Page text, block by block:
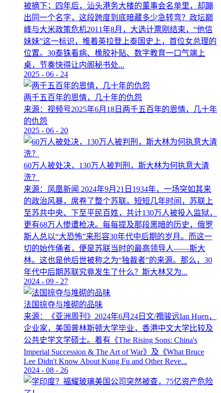
被摘下；四年后，汕头港务大楼的董事会名单里，却蹦
出同一个名字，这段跨度到底暗藏多少急转弯？政坛巅
峰与大米政策危机2011年8月，大选计票刚结束，“他信
妹妹”这一标识，推着英拉登上泰国史上，首位女总理的
位置。30泰铢看病、橡胶补贴、数字教育一口气端上
桌，节奏快得让内阁秘书处...
2025 - 06 - 24
两千五百年的恩情，几十年的仇怨
来源：视频号2025年6月18日两千五百年的恩情，几十年
的仇怨
2025 - 06 - 20
60万人被处决，130万人被判刑，斯大林为何执意大清
洗？
来源：凤凰新闻 2024年9月21日1934年，一场突如其来
的政治风暴，席卷了整个苏联。短短几年时间，苏联上
至苏共中央、下至平民百姓，共计130万人被投入监狱，
更有68万人惨遭枪决。每每提及那段黑暗的历史，俄罗
斯人总以“大恐怖”来形容30年代中后期的岁月。而这一
切的始作俑者，便是苏联当时的最高领导人——斯大
林。这也是他后世被称之为“独裁者”的来源。那么，30
年代中后期苏联究竟发生了什么？斯大林又为...
2024 - 09 - 27
法国掠夺与堆砌的品味
来源：《亚洲周刊》2024年6月24日文/禤骏远Ian Huen，
企业家，美国普林斯顿大学毕业，香港中文大学比较及
公共史学文学硕士。着有《The Rising Sons: China's
Imperial Succession & The Art of War》及《What Bruce
Lee Didn't Know About Kung Fu and Other Reve...
2024 - 08 - 26